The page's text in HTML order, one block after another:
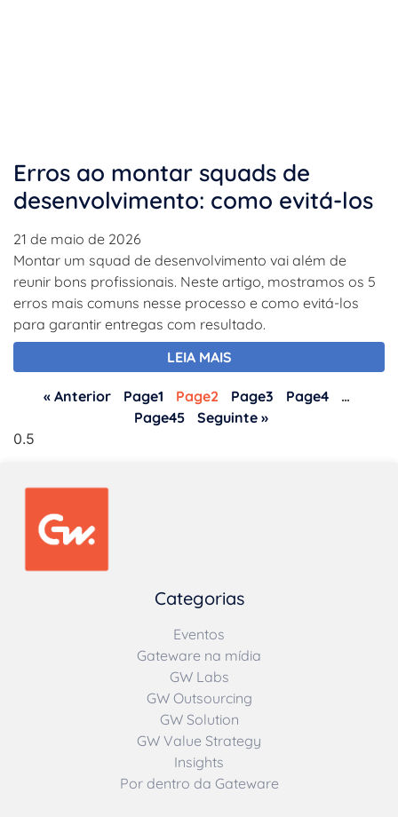
Erros ao montar squads de
desenvolvimento: como evitá-los
21 de maio de 2026
Montar um squad de desenvolvimento vai além de
reunir bons profissionais. Neste artigo, mostramos os 5
erros mais comuns nesse processo e como evitá-los
para garantir entregas com resultado.
LEIA MAIS
« Anterior Page1 Page2 Page3 Page4
…
Page45 Seguinte »
Categorias
Eventos
Gateware na mídia
GW Labs
GW Outsourcing
GW Solution
GW Value Strategy
Insights
Por dentro da Gateware